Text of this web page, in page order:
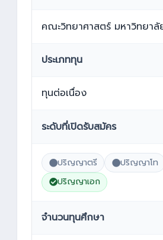
คณะวิทยาศาสตร์ มหาวิทยาลั
ประเภททุน
ทุนต่อเนื่อง
ระดับที่เปิดรับสมัคร
ปริญญาตรี
ปริญญาโท
ปริญญาเอก
จำนวนทุนศึกษา